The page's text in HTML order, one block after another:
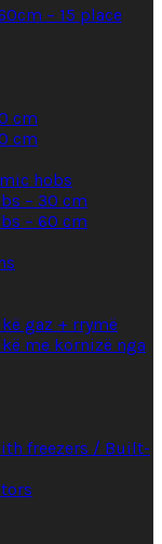
– 15 place
cm
cm
hobs
– 30 cm
– 60 cm
gaz + rrymë
me kornizë nga
freezers / Built-